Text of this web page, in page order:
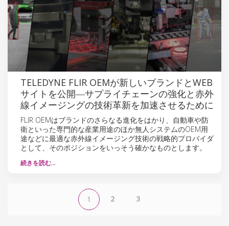
TELEDYNE FLIR OEMが新しいブランドとWEB
サイトを公開―サプライチェーンの強化と赤外
線イメージングの技術革新を加速させるために
FLIR OEMはブランドのさらなる進化をはかり、自動車や防
衛といった専門的な産業用途のほか無人システムのOEM用
途などに最適な赤外線イメージング技術の戦略的プロバイダ
として、そのポジションをいっそう確かなものとします。
続きを読む…
1 2 3